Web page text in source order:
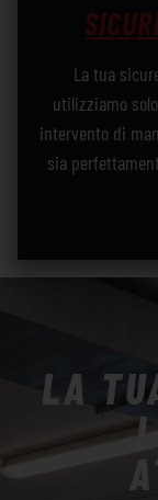
La tua
utilizziamo
intervento di
sia
LA